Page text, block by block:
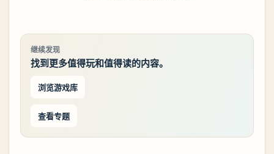
继续发现
找到更多值得玩和值得读的内容。
浏览游戏库
查看专题